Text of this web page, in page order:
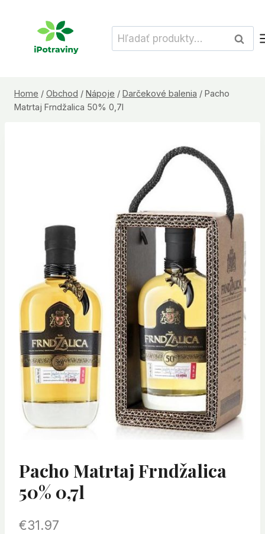
Hľadať:
Home / Obchod / Nápoje / Darčekové balenia / Pacho
Matrtaj Frndžalica 50% 0,7l
Pacho Matrtaj Frndžalica
50% 0,7l
€31.97